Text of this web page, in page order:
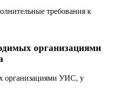
требования к
организациями
организациями УИС, у